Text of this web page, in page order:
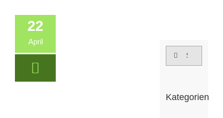
22
April
Suche
Kategorien